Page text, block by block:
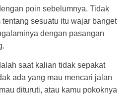
poin sebelumnya. Tidak
sesuatu itu wajar banget
dengan pasangan
saat kalian tidak sepakat
ada yang mau mencari jalan
dituruti, atau kamu pokoknya